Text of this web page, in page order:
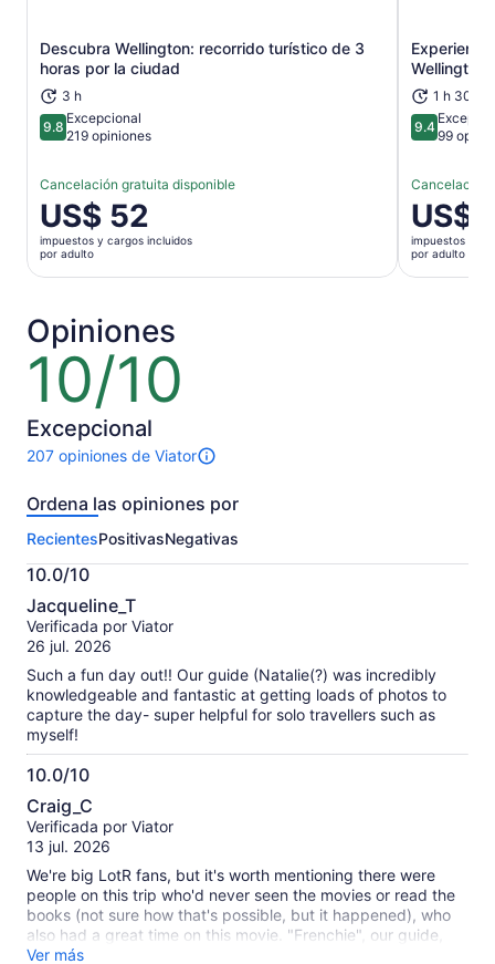
Descubra Wellington: recorrido turístico de 3
horas por la ciudad
3 h
9.89.8 de 10
Excepcional
219 opiniones
Cancelación gratuita disponible
El
precio
es
de
por
adulto
US$ 52
impuestos y cargos incluidos
por adulto
Se abrirá en una nueva pestaña
Wellington
1 h 30 m
9.49.4 de 10
99
Cancelación
El
precio
es
de
US$
impuestos y
por adulto
Opiniones
10/10
10
10
Excepcional
207 opiniones de Viator
207
sobre
actividad.
Más
información
sobre
las
opiniones
Ordena las opiniones por
RecientesPositivasNegativas
10.0/10
10.0
de
10
Jacqueline_T
Verificada por Viator
26 jul. 2026
Such a fun day out!! Our guide (Natalie(?) was incredibly
knowledgeable and fantastic at getting loads of photos to
capture the day- super helpful for solo travellers such as
myself!
10.0/10
10.0
de
10
Craig_C
Verificada por Viator
13 jul. 2026
We're big LotR fans, but it's worth mentioning there were
people on this trip who'd never seen the movies or read the
books (not sure how that's possible, but it happened), who
also had a great time on this movie. "Frenchie", our guide,
was an extra on the film, playing "around twenty elves, and a
Ver más